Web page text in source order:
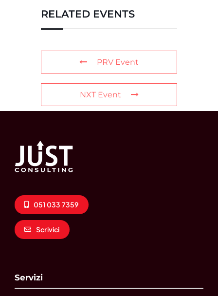
RELATED EVENTS
PRV Event
NXT Event
051 033 7359
Scrivici
Servizi